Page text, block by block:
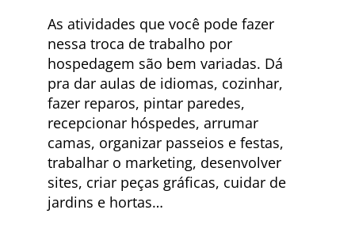
As atividades que você pode fazer
nessa troca de trabalho por
hospedagem são bem variadas. Dá
pra dar aulas de idiomas, cozinhar,
fazer reparos, pintar paredes,
recepcionar hóspedes, arrumar
camas, organizar passeios e festas,
trabalhar o marketing, desenvolver
sites, criar peças gráficas, cuidar de
jardins e hortas…